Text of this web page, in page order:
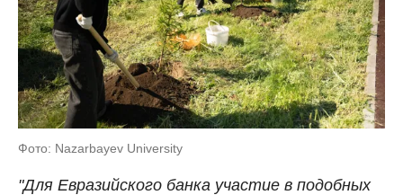
Фото: Nazarbayev University
"Для Евразийского банка участие в подобных